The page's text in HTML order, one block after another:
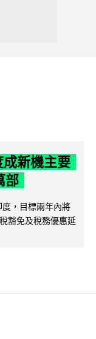
新機主要
部
，目標兩年內將
豁免及稅務優惠延